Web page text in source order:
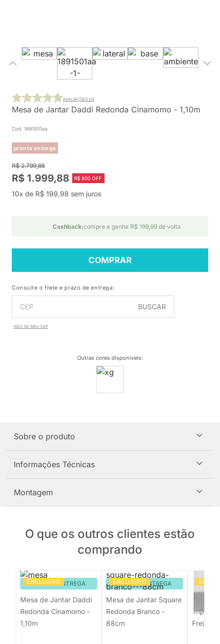
Mesa de Jantar Daddi Redonda Cinamomo - 1,10m
Cod. 1891501aa
pronta entrega
AVALIAÇÕES (0)
R$ 2.799,88
R$ 1.999,88 R$ 800 OFF
10x de R$ 199,98 sem juros
Cashback:compre e ganhe R$ 199,99 de volta
COMPRAR
Consulte o frete e prazo de entrega:
BUSCAR
NÃO SEI MEU CEP
Outras cores disponíveis:
Sobre o produto
Informações Técnicas
Montagem
O que os outros clientes estão
comprando
EXCLUSIVO
PRONTA ENTREGA
Mesa de Jantar Daddi
Redonda Cinamomo -
1,10m
EXCLUSIVO
PRONTA ENTREGA
Mesa de Jantar Square
Redonda Branco -
88cm
Tripé
Freijó -